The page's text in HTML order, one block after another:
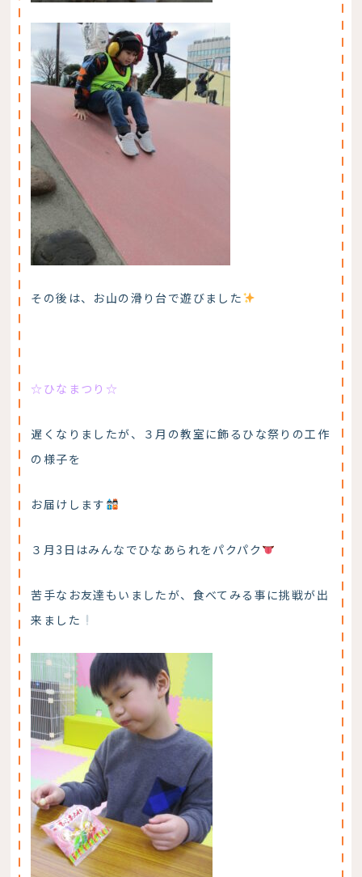
その後は、お山の滑り台で遊びました
☆ひなまつり☆
遅くなりましたが、３月の教室に飾るひな祭りの工作
の様子を
お届けします
３月3日はみんなでひなあられをパクパク
苦手なお友達もいましたが、食べてみる事に挑戦が出
来ました